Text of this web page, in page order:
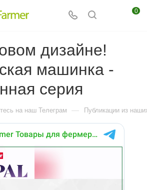
0
дизайне!
машинка -
серия
на наш Телеграм — Публикации из